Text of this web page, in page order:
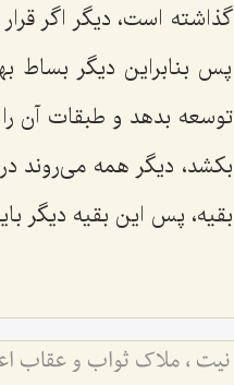
گذاشته است، دیگر اگر
پس بنابراین دیگر
توسعه بدهد و طبقات آن
بکشد، دیگر همه می‌روند
بقیه، پس این بقیه دیگر
نیت ، ملاک ثواب و عقاب